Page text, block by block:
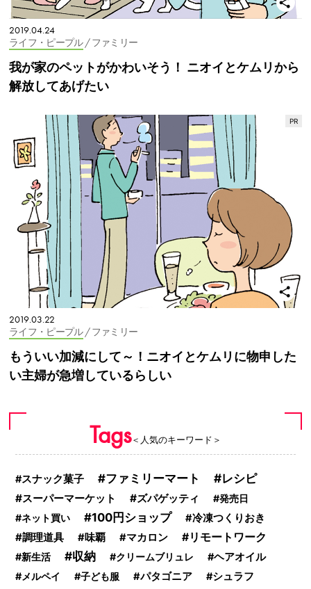
2019.04.24
ライフ・ピープル/ ファミリー
我が家のペットがかわいそう！ ニオイとケムリから
解放してあげたい
2019.03.22
ライフ・ピープル/ ファミリー
もういい加減にして～！ニオイとケムリに物申した
い主婦が急増しているらしい
Tags＜人気のキーワード＞
スナック菓子 ファミリーマート レシピ
スーパーマーケット ズパゲッティ
発売日
ネット買い
100円ショップ 冷凍つくりおき
調理道具 味覇 マカロン リモートワーク
新生活 収納 クリームブリュレ ヘアオイル
メルペイ 子ども服 パタゴニア シュラフ